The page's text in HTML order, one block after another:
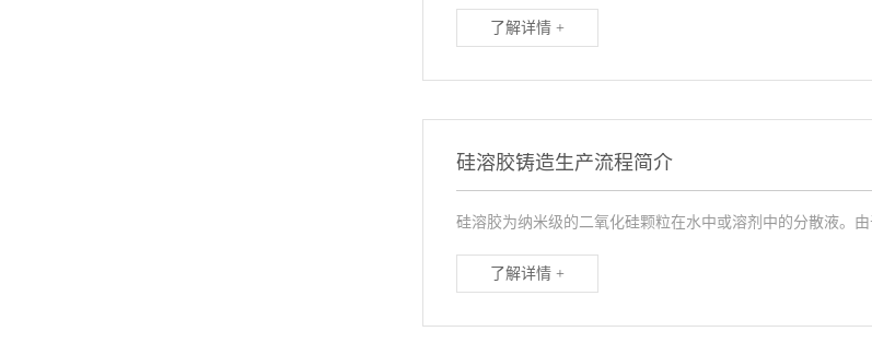
了解详情 +
硅溶胶铸造生产流程简介
硅溶胶为纳米级的二氧化硅颗粒在水中或溶剂中的分散液。
了解详情 +